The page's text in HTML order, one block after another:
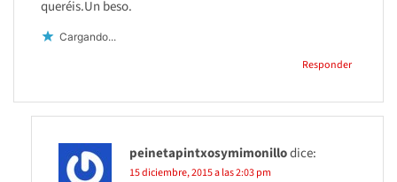
queréis.Un beso.
Cargando...
Responder
peinetapintxosymimonillodice:
15 diciembre, 2015 a las 2:03 pm